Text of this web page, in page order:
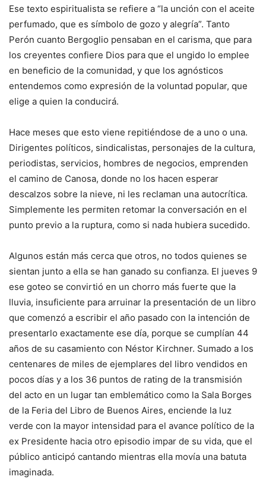
Ese texto espiritualista se refiere a “la unción con el aceite
perfumado, que es símbolo de gozo y alegría”. Tanto
Perón cuanto Bergoglio pensaban en el carisma, que para
los creyentes confiere Dios para que el ungido lo emplee
en beneficio de la comunidad, y que los agnósticos
entendemos como expresión de la voluntad popular, que
elige a quien la conducirá.
Hace meses que esto viene repitiéndose de a uno o una.
Dirigentes políticos, sindicalistas, personajes de la cultura,
periodistas, servicios, hombres de negocios, emprenden
el camino de Canosa, donde no los hacen esperar
descalzos sobre la nieve, ni les reclaman una autocrítica.
Simplemente les permiten retomar la conversación en el
punto previo a la ruptura, como si nada hubiera sucedido.
Algunos están más cerca que otros, no todos quienes se
sientan junto a ella se han ganado su confianza. El jueves 9
ese goteo se convirtió en un chorro más fuerte que la
lluvia, insuficiente para arruinar la presentación de un libro
que comenzó a escribir el año pasado con la intención de
presentarlo exactamente ese día, porque se cumplían 44
años de su casamiento con Néstor Kirchner. Sumado a los
centenares de miles de ejemplares del libro vendidos en
pocos días y a los 36 puntos de rating de la transmisión
del acto en un lugar tan emblemático como la Sala Borges
de la Feria del Libro de Buenos Aires, enciende la luz
verde con la mayor intensidad para el avance político de la
ex Presidente hacia otro episodio impar de su vida, que el
público anticipó cantando mientras ella movía una batuta
imaginada.